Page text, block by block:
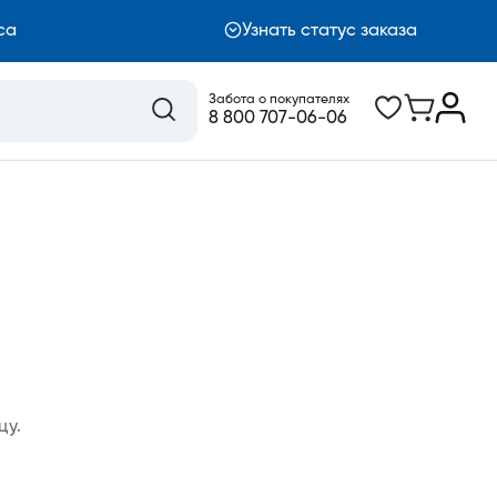
Узнать статус заказа
Забота о покупателях
8 800 707-06-06